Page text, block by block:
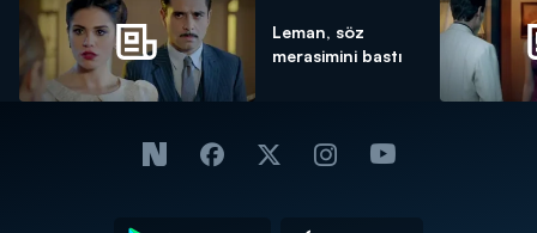
Leman, söz
merasimini bastı